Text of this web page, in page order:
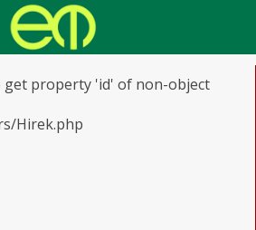
get property 'id' of non-object
Hirek.php